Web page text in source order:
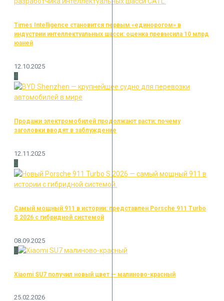
Times Intelligence становится первым «единорогом» в
индустрии интеллектуальных шасси: оценка превысила 10 млрд
юаней
12.10.2025
4
Продажи электромобилей продолжают расти: почему
заголовки вводят в заблуждение
12.11.2025
5
Самый мощный 911 в истории: представлен Porsche 911 Turbo
S 2026 с гибридной системой
08.09.2025
6
Xiaomi SU7 получил новый цвет — малиново-красный
25.02.2026